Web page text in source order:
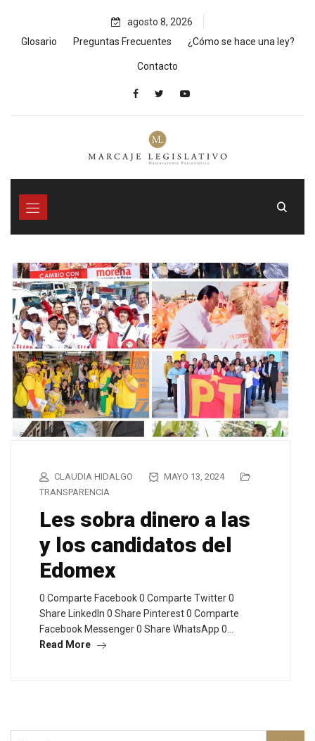
content
agosto 8, 2026
Glosario
Preguntas Frecuentes ¿Cómo se hace una ley?
Contacto
CLAUDIA HIDALGO
MAYO 13, 2024
TRANSPARENCIA
Les sobra dinero a las
y los candidatos del
Edomex
0 Comparte Facebook 0 Comparte Twitter 0
Share LinkedIn 0 Share Pinterest 0 Comparte
Facebook Messenger 0 Share WhatsApp 0…
Read More